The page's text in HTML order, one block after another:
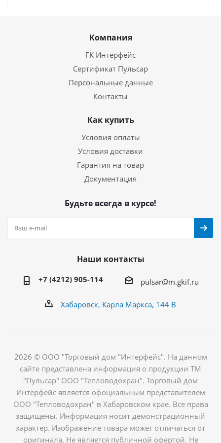
Компания
ГК Интерфейс
Сертификат Пульсар
Персональные данные
Контакты
Как купить
Условия оплаты
Условия доставки
Гарантия на товар
Документация
Будьте всегда в курсе!
Наши контакты
+7 (4212) 905-114 pulsar@m.gkif.ru
Хабаровск, Карла Маркса, 144 В
2026 © ООО "Торговый дом "Интерфейс". На данном
сайте представлена информация о продукции ТМ
"Пульсар" ООО "Тепловодохран". Торговый дом
Интерфейс является офоциальным представителем
ООО "Тепловодохран" в Хабаровском крае. Все права
защищены. Информация носит демонстрационный
характер. Изображение товара может отличаться от
оригинала. Не является публичной офертой. Не